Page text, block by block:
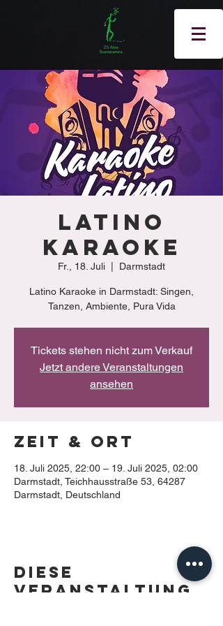
Latino
Karaoke
Fr., 18. Juli Darmstadt
Latino Karaoke in Darmstadt: Singen,
Tanzen, Ambiente, Pura Vida
Tickets stehen nicht zum Verkauf
Jetzt andere Veranstaltungen
ansehen
Zeit & Ort
18. Juli 2025, 22:00 – 19. Juli 2025, 02:00
Darmstadt, Teichhausstraße 53, 64287
Darmstadt, Deutschland
Diese
Veranstaltung